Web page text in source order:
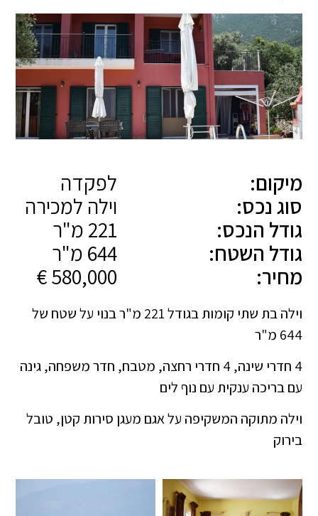
מיקום:
לפקדה
סוג נכס:
וילה למכירה
גודל הנכס:
גודל השטח:
644 מ"ר
מחיר:
וילה בת שתי קומות בגודל 221 מ"ר בנוי על שטח של
644 מ"ר
4 חדרי שינה, 4 חדרי רחצה, מטבח, חדר משפחה, גינה
עם בריכה ענקית עם נוף לים
וילה מתוקה המשקיפה על אגם מעגן סירות קטן, טובל
בירוק